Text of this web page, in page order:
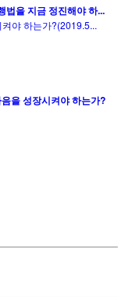
법을 지금 정진해야 하...
야 하는가?(2019.5...
을 성장시켜야 하는가?